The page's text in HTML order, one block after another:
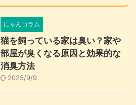
にゃんコラム
猫を飼っている家は臭い？家や
部屋が臭くなる原因と効果的な
消臭方法
2025/9/9